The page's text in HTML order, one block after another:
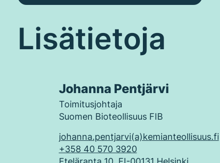
Johanna Pentjärvi
Toimitusjohtaja
Suomen Bioteollisuus FIB
johanna.pentjarvi(a)kemianteollisuus.fi
+358 40 570 3920
Lisätietoja